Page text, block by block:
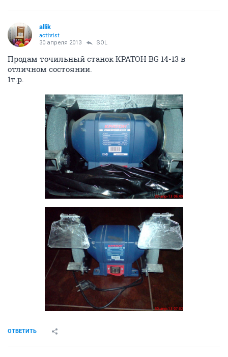
allik
activist
30 апреля 2013 SOL
Продам точильный станок КРАТОН BG 14-13 в
отличном состоянии.
1т.р.
ОТВЕТИТЬ